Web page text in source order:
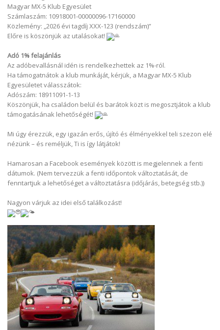
Magyar MX-5 Klub Egyesület
Számlaszám: 10918001-00000096-17160000
Közlemény: „2026 évi tagdíj XXX-123 (rendszám)”
Előre is köszönjük az utalásokat!
Adó 1% felajánlás
Az adóbevallásnál idén is rendelkezhettek az 1%-ról.
Ha támogatnátok a klub munkáját, kérjük, a Magyar MX-5 Klub
Egyesületet válasszátok:
Adószám: 18911091-1-13
Köszönjük, ha családon belül és barátok közt is megosztjátok a klub
támogatásának lehetőségét!
Mi úgy érezzük, egy igazán erős, újító és élményekkel teli szezon elé
nézünk – és reméljük, Ti is így látjátok!
Hamarosan a Facebook események között is megjelennek a fenti
dátumok. (Nem tervezzük a fenti időpontok változtatását, de
fenntartjuk a lehetőséget a változtatásra (időjárás, betegség stb.))
Nagyon várjuk az idei első találkozást!